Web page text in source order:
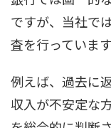
ですが、当社で
査を行っています
例えば、過去に
収入が不安定な